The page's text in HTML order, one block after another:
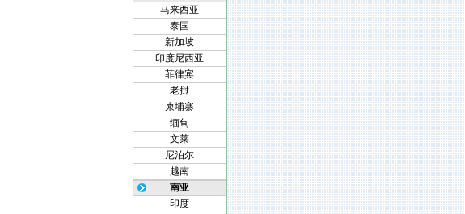
马来西亚
泰国
新加坡
印度尼西亚
菲律宾
老挝
柬埔寨
缅甸
文莱
尼泊尔
越南
南亚
印度